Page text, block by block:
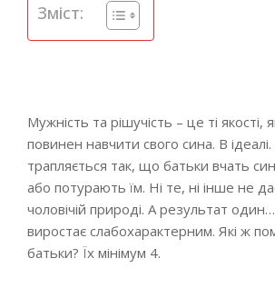
Зміст:
Мужність та рішучість – це ті якості,
повинен навчити свого сина. В
трапляється так, що батьки вчать
або потурають їм. Ні те, ні інше не
чоловічій природі. А результат
виростає слабохарактерним. Які ж
батьки? Їх мінімум 4.